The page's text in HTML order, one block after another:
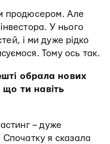
продюсером. Але
У нього
і ми дуже рідко
Тому ось так.
обрала нових
ти навіть
– дуже
я сказала